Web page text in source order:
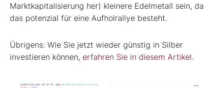
Marktkapitalisierung her) kleinere Edelmetall sein, da
das potenzial für eine Aufholrallye besteht.
Übrigens: Wie Sie jetzt wieder günstig in Silber
investieren können, erfahren Sie in diesem Artikel.